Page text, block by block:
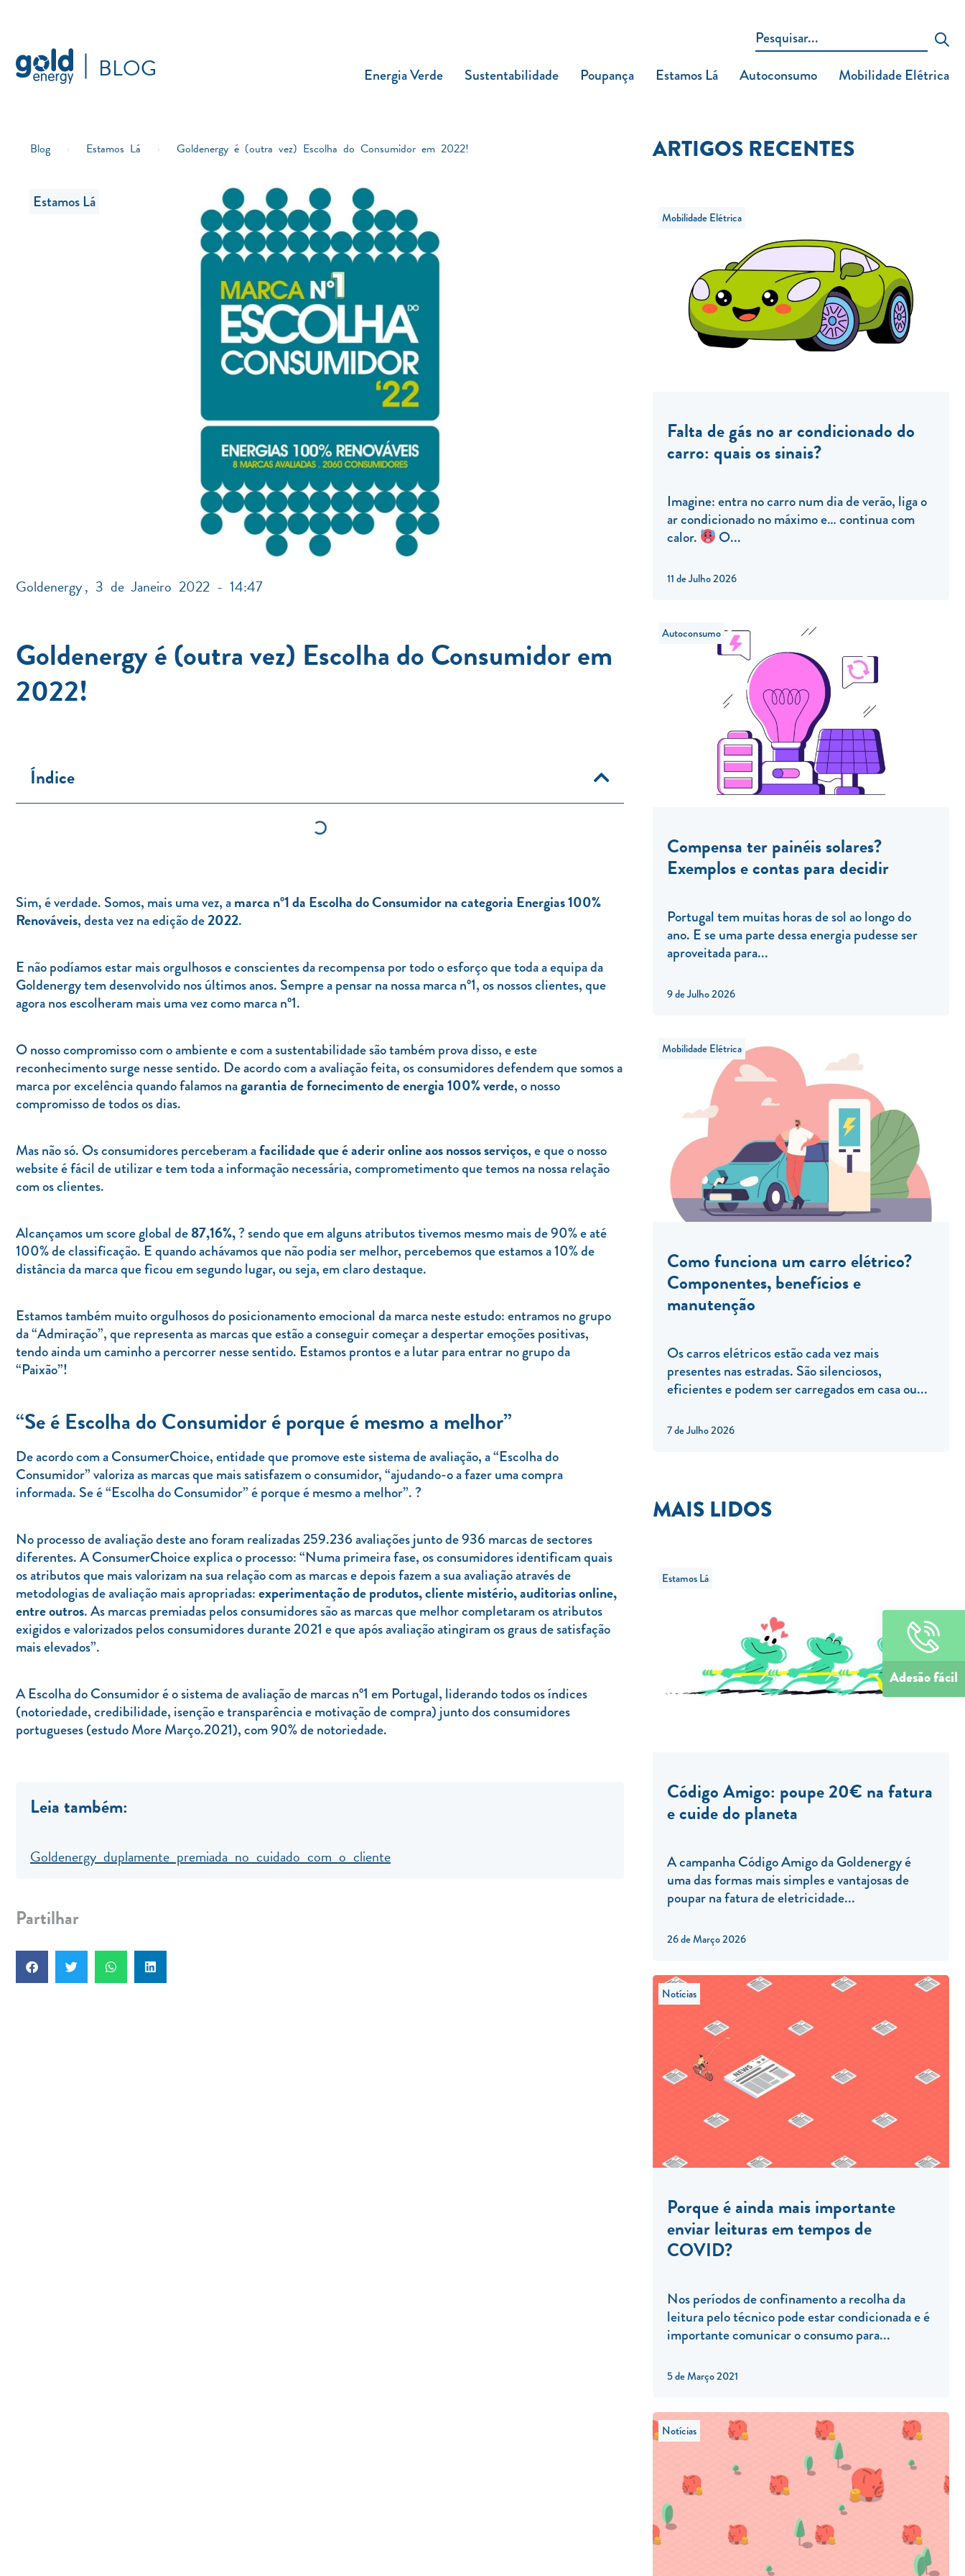
BLOG Energia Verde Sustentabilidade Poupança Estamos Lá Autoconsumo Mobilidade Elétrica
Blog › Estamos Lá › Goldenergy é (outra vez) Escolha do Consumidor em 2022!
Estamos Lá
Goldenergy 3 de Janeiro 2022 - 14:47
Goldenergy é (outra vez) Escolha do Consumidor em
2022!
Índice
Sim, é verdade. Somos, mais uma vez, amarca nº1 da Escolha do Consumidor na categoria Energias 100%
Renováveis, desta vez na edição de2022.
E não podíamos estar mais orgulhosos e conscientes da recompensa por todo o esforço que toda a equipa da
Goldenergy tem desenvolvido nos últimos anos. Sempre a pensar na nossa marca nº1, os nossos clientes, que
agora nos escolheram mais uma vez como marca nº1.
O nosso compromisso com o ambiente e com a sustentabilidade são também prova disso, e este
reconhecimento surge nesse sentido. De acordo com a avaliação feita, os consumidores defendem que somos a
marca por excelência quando falamos nagarantia de fornecimento de energia 100% verde, o nosso
compromisso de todos os dias.
Mas não só. Os consumidores perceberam afacilidade que é aderir online aos nossos serviços, e que o nosso
website é fácil de utilizar e tem toda a informação necessária, comprometimento que temos na nossa relação
com os clientes.
Alcançamos um score global de87,16%,? sendo que em alguns atributos tivemos mesmo mais de 90% e até
100% de classificação. E quando achávamos que não podia ser melhor, percebemos que estamos a 10% de
distância da marca que ficou em segundo lugar, ou seja, em claro destaque.
Estamos também muito orgulhosos do posicionamento emocional da marca neste estudo: entramos no grupo
da “Admiração”, que representa as marcas que estão a conseguir começar a despertar emoções positivas,
tendo ainda um caminho a percorrer nesse sentido. Estamos prontos e a lutar para entrar no grupo da
“Paixão”!
“Se é Escolha do Consumidor é porque é mesmo a melhor”
De acordo com a ConsumerChoice, entidade que promove este sistema de avaliação, a “Escolha do
Consumidor” valoriza as marcas que mais satisfazem o consumidor, “ajudando-o a fazer uma compra
informada. Se é “Escolha do Consumidor” é porque é mesmo a melhor”. ?
No processo de avaliação deste ano foram realizadas 259.236 avaliações junto de 936 marcas de sectores
diferentes. A ConsumerChoice explica o processo: “Numa primeira fase, os consumidores identificam quais
os atributos que mais valorizam na sua relação com as marcas e depois fazem a sua avaliação através de
metodologias de avaliação mais apropriadas:experimentação de produtos, cliente mistério, auditorias online,
entre outros. As marcas premiadas pelos consumidores são as marcas que melhor completaram os atributos
exigidos e valorizados pelos consumidores durante 2021 e que após avaliação atingiram os graus de satisfação
mais elevados”.
A Escolha do Consumidor é o sistema de avaliação de marcas nº1 em Portugal, liderando todos os índices
(notoriedade, credibilidade, isenção e transparência e motivação de compra) junto dos consumidores
portugueses (estudo More Março.2021), com 90% de notoriedade.
Leia também:
Goldenergy duplamente premiada no cuidado com o cliente
Partilhar
ARTIGOS RECENTES
11 de Julho 2026
Mobilidade Elétrica
Falta de gás no ar condicionado do
carro: quais os sinais?
Imagine: entra no carro num dia de verão, liga o
ar condicionado no máximo e… continua com
calor.
O...
9 de Julho 2026
Autoconsumo
Compensa ter painéis solares?
Exemplos e contas para decidir
Portugal tem muitas horas de sol ao longo do
ano. E se uma parte dessa energia pudesse ser
aproveitada para...
7 de Julho 2026
Mobilidade Elétrica
Como funciona um carro elétrico?
Componentes, benefícios e
manutenção
Os carros elétricos estão cada vez mais
presentes nas estradas. São silenciosos,
eficientes e podem ser carregados em casa ou...
MAIS LIDOS
26 de Março 2026
Estamos Lá
Código Amigo: poupe 20€ na fatura
e cuide do planeta
A campanha Código Amigo da Goldenergy é
uma das formas mais simples e vantajosas de
poupar na fatura de eletricidade...
5 de Março 2021
Notícias
Porque é ainda mais importante
enviar leituras em tempos de
COVID?
Nos períodos de confinamento a recolha da
leitura pelo técnico pode estar condicionada e é
importante comunicar o consumo para...
Notícias
Adesão fácil